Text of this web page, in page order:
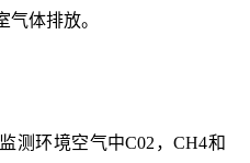
体排放。
测环境空气中C02，CH4和